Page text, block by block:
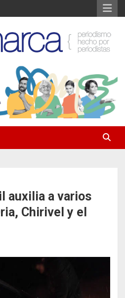
Noticias del
auxilia a varios
Chirivel y el